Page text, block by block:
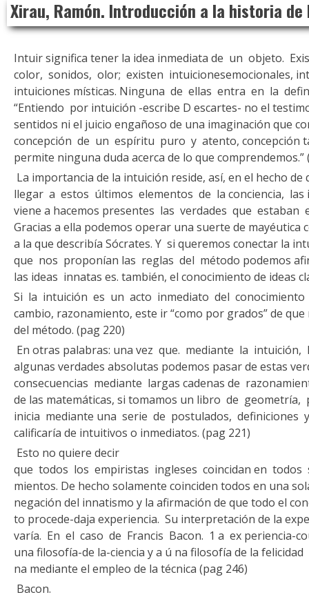
content
Xirau, Ramón. Introducción a la historia
Intuir significa tener la idea inmediata de un objeto.
color, sonidos, olor; existen intuicionesemocionales,
intuiciones místicas. Ningu­na de ellas entra en la
“Entiendo por intuición -escribe D escartes- no el
sentidos ni el juicio engañoso de una imaginación que
concepción de un espíritu puro y atento, concepción
permite ninguna duda acer­ca de lo que comprendemos.”
La importancia de la intuición reside, así, en el hecho
llegar a estos últimos elementos de la conciencia, las
viene a hacemos pre­sentes las verdades que
Gra­cias a ella podemos operar una suerte de mayéutica
a la que describía Sócrates. Y si queremos conectar la
que nos proponían las reglas del méto­do podemos
las ideas innatas es. también, el conocimiento de ideas
Si la intuición es un acto inmediato del conocimiento
cambio, razonamiento, este ir “como por gra­dos” de
del método. (pag 220)
En otras palabras: una vez que. mediante la
algu­nas verdades absolutas podemos pasar de estas
consecuencias mediante largas cadenas de
de las matemáticas, si tomamos un li­bro de
inicia mediante una serie de postulados, definiciones
calificaría de intuitivos o inmediatos. (pag 221)
Esto no quiere decir
que todos los empiristas ingleses coincidan en todos
mientos. De hecho solamente coinciden todos en una
negación del innatismo y la afirmación de que todo el
to procede-daja experiencia. Su interpretación de la
varía. En el caso de Francis Bacon. 1 a ex periencia-
una filosofía-de la-ciencia y a ú na filosofía de la
na mediante el empleo de la técnica (pag 246)
Bacon.